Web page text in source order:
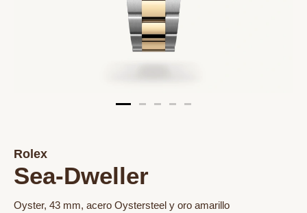
Rolex
Sea-Dweller
Oyster, 43 mm, acero Oystersteel y oro amarillo